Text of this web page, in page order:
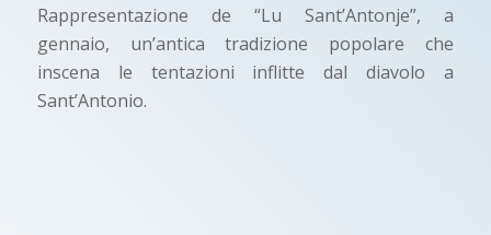
Rappresentazione de “Lu Sant’Antonje”, a
gennaio, un’antica tradizione popolare che
inscena le tentazioni inflitte dal diavolo a
Sant’Antonio.